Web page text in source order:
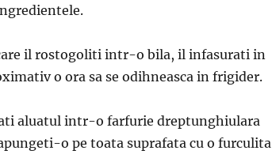
il rostogoliti intr-o bila, il infasurati in
o ora sa se odihneasca in frigider.
aluatul intr-o farfurie dreptunghiulara
o pe toata suprafata cu o furculita